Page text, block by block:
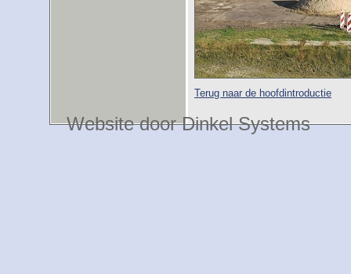
Terug naar de hoofdintroductie
Website door Dinkel Systems